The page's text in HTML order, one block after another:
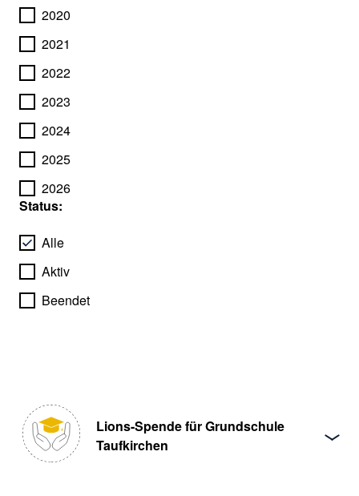
2020
2021
2022
2023
2024
2025
2026
Status:
Alle
Aktiv
Beendet
Lions-Spen­de für Grund­schu­le
Taufkirchen